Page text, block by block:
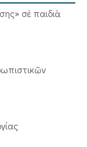
σὲ παιδιὰ